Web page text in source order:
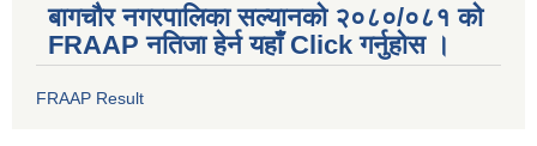
बागचौर नगरपालिका सल्यानको २०८०/०८१ को
FRAAP नतिजा हेर्न यहाँ Click गर्नुहोस ।
FRAAP Result